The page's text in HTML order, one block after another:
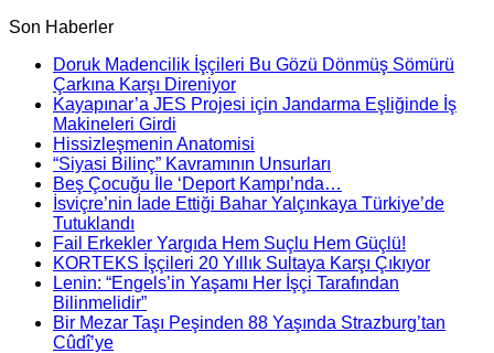
Son Haberler
Doruk Madencilik İşçileri Bu Gözü Dönmüş Sömürü
Çarkına Karşı Direniyor
Kayapınar’a JES Projesi için Jandarma Eşliğinde İş
Makineleri Girdi
Hissizleşmenin Anatomisi
“Siyasi Bilinç” Kavramının Unsurları
Beş Çocuğu İle ‘Deport Kampı’nda…
İsviçre’nin İade Ettiği Bahar Yalçınkaya Türkiye’de
Tutuklandı
Fail Erkekler Yargıda Hem Suçlu Hem Güçlü!
KORTEKS İşçileri 20 Yıllık Sultaya Karşı Çıkıyor
Lenin: “Engels’in Yaşamı Her İşçi Tarafından
Bilinmelidir”
Bir Mezar Taşı Peşinden 88 Yaşında Strazburg’tan
Cûdî’ye